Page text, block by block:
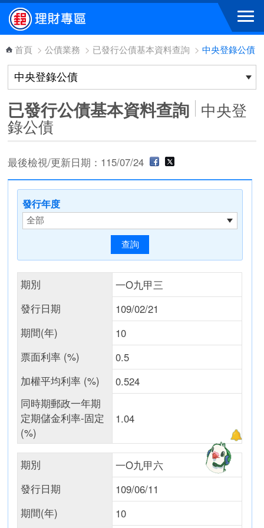
跳到主要內容區塊
首頁 > 公債業務 > 已發行公債基本資料查詢 > 中央登錄公債
已發行公債基本資料查詢 中央登
錄公債
最後檢視/更新日期：115/07/24
發行年度
期別
一O九甲三
發行日期
109/02/21
期間(年)
10
票面利率 (%)
0.5
加權平均利率 (%)
0.524
同時期郵政一年期
定期儲金利率-固定
(%)
1.04
期別
一O九甲六
發行日期
109/06/11
期間(年)
10